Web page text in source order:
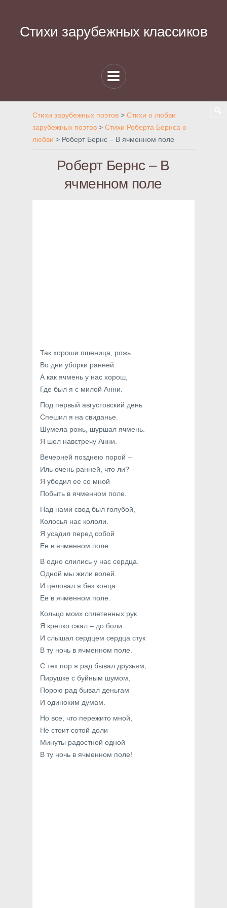
Стихи зарубежных классиков
Стихи зарубежных поэтов > Стихи о любви
зарубежных поэтов > Стихи Роберта Бернса о
любви > Роберт Бернс – В ячменном поле
Роберт Бернс – В
ячменном поле
Так хороши пшеница, рожь
Во дни уборки ранней.
А как ячмень у нас хорош,
Где был я с милой Анни.
Под первый августовский день
Спешил я на свиданье.
Шумела рожь, шуршал ячмень.
Я шел навстречу Анни.
Вечерней позднею порой –
Иль очень ранней, что ли? –
Я убедил ее со мной
Побыть в ячменном поле.
Над нами свод был голубой,
Колосья нас кололи.
Я усадил перед собой
Ее в ячменном поле.
В одно слились у нас сердца.
Одной мы жили волей.
И целовал я без конца
Ее в ячменном поле.
Кольцо моих сплетенных рук
Я крепко сжал – до боли
И слышал сердцем сердца стук
В ту ночь в ячменном поле.
С тех пор я рад бывал друзьям,
Пирушке с буйным шумом,
Порою рад бывал деньгам
И одиноким думам.
Но все, что пережито мной,
Не стоит сотой доли
Минуты радостной одной
В ту ночь в ячменном поле!